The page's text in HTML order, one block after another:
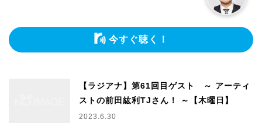
今すぐ聴く！
【ラジアナ】第61回目ゲスト ～ アーティ
ストの前田紘利TJさん！ ～【木曜日】
2023.6.30